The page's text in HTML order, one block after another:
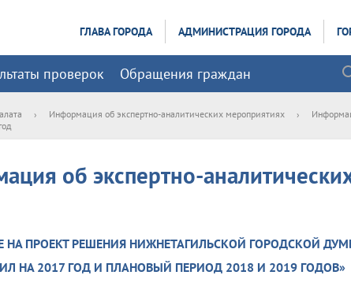
ГЛАВА ГОРОДА АДМИНИСТРАЦИЯ ГОРОДА
проверок Обращения граждан
› Информация об экспертно-аналитических мероприятиях ›
об экспертно-
НА ПРОЕКТ РЕШЕНИЯ НИЖНЕТАГИЛЬСКОЙ ГОРОДСКОЙ
НА 2017 ГОД И ПЛАНОВЫЙ ПЕРИОД 2018 И 2019 ГОДОВ»